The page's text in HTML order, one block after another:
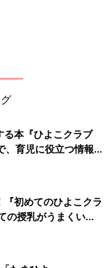
る本『ひよこクラブ
育児に役立つ情報が
初めてのひよこクラ
の授乳がうまくい
のトラブル 解決テ